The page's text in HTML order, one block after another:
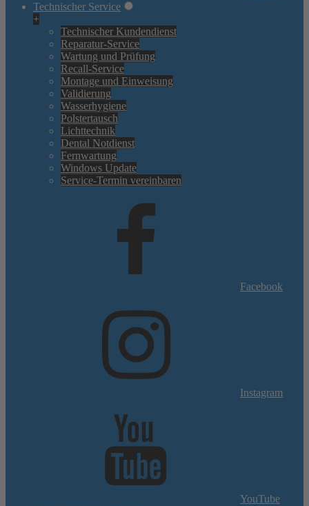
Technischer Service
+
Technischer Kundendienst
Reparatur-Service
Wartung und Prüfung
Recall-Service
Montage und Einweisung
Validierung
Wasserhygiene
Polstertausch
Lichttechnik
Dental Notdienst
Fernwartung
Windows Update
Service-Termin vereinbaren
Facebook
Instagram
YouTube